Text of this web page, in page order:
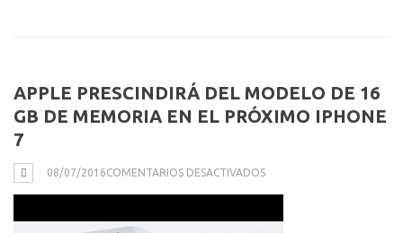
APPLE PRESCINDIRÁ DEL MODELO DE 16
GB DE MEMORIA EN EL PRÓXIMO IPHONE
7
08/07/2016COMENTARIOS DESACTIVADOSEN